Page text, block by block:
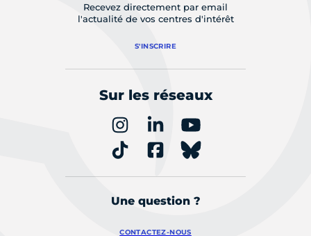
Recevez directement par email
l'actualité de vos centres d'intérêt
S'INSCRIRE
Sur les réseaux
Une question ?
CONTACTEZ-NOUS